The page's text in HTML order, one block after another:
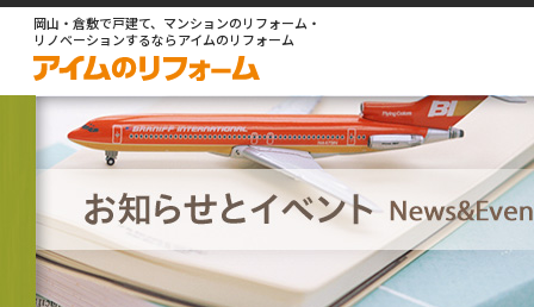
岡山・倉敷で戸建て、マンションのリフォーム・
リノベーションするならアイムのリフォーム